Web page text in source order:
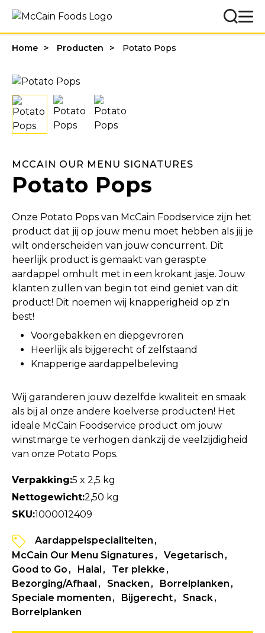
Home Producten Potato Pops
MCCAIN OUR MENU SIGNATURES
Potato Pops
Onze Potato Pops van McCain Foodservice zijn het
product dat jij op jouw menu moet hebben als jij je
wilt onderscheiden van jouw concurrent. Dit
heerlijk product is gemaakt van geraspte
aardappel omhult met in een krokant jasje. Jouw
klanten zullen van begin tot eind geniet van dit
product! Dit noemen wij knapperigheid op z'n
best!
Voorgebakken en diepgevroren
Heerlijk als bijgerecht of zelfstaand
Knapperige aardappelbeleving
Wij garanderen jouw dezelfde kwaliteit en smaak
als bij al onze andere koelverse producten! Het
ideale McCain Foodservice product om jouw
winstmarge te verhogen dankzij de veelzijdigheid
van onze Potato Pops.
Verpakking:5 x 2,5 kg
Nettogewicht:2,50 kg
SKU:1000012409
Aardappelspecialiteiten
McCain Our Menu Signatures
Vegetarisch
Good to Go
Halal
Ter plekke
Bezorging/Afhaal
Snacken
Borrelplanken
Speciale momenten
Bijgerecht
Snack
Borrelplanken